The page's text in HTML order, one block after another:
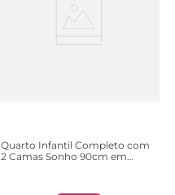
Quarto Infantil Completo com
2 Camas Sonho 90cm em